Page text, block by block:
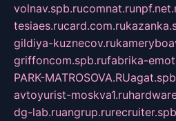
volnav.spb.rucomnat.ru
tesiaes.rucard.com.ru
gildiya-kuznecov.ru
griffoncom.spb.rufabrika-
PARK-MATROSOVA.RU
avtoyurist-moskva1.ru
dg-lab.ruangrup.ru